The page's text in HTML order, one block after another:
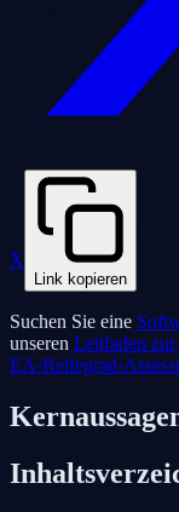
X
Link kopieren
Suchen Sie eine
unseren Leitfaden
EA-Reifegrad-